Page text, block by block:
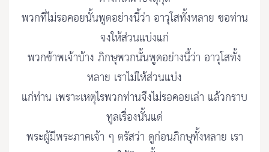
พวกที่ไม่รอคอยนั้นพูดอย่างนี้ว่า อาวุโสทั้งหลาย ขอท่าน
จงให้ส่วนแบ่งแก่
พวกข้าพเจ้าบ้าง ภิกษุพวกนั้นพูดอย่างนี้ว่า อาวุโสทั้ง
หลาย เราไม่ให้ส่วนแบ่ง
แก่ท่าน เพราะเหตุไรพวกท่านจึงไม่รอคอยเล่า แล้วกราบ
ทูลเรื่องนั้นแด่
พระผู้มีพระภาคเจ้า ๆ ตรัสว่า ดูก่อนภิกษุทั้งหลาย เรา